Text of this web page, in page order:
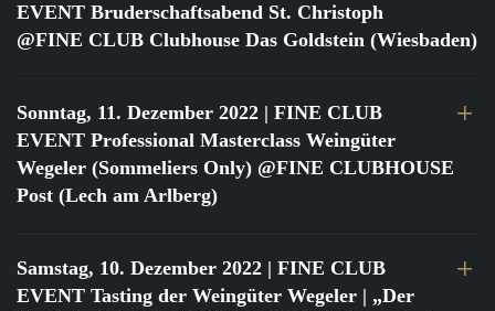
EVENT Bruderschaftsabend St. Christoph
@FINE CLUB Clubhouse Das Goldstein (Wiesbaden)
Sonntag, 11. Dezember 2022 | FINE CLUB
EVENT Professional Masterclass Weingüter
Wegeler (Sommeliers Only) @FINE CLUBHOUSE
Post (Lech am Arlberg)
Samstag, 10. Dezember 2022 | FINE CLUB
EVENT Tasting der Weingüter Wegeler | „Der